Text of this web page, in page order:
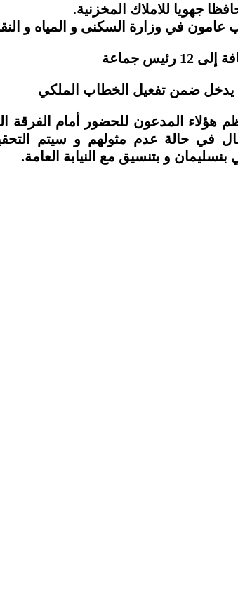
12 رئيس جماعة
يدخل ضمن تفعيل الخطاب الملكي
هؤلاء المدعون للحضور أمام الفرقة
في حالة عدم مثولهم و سيتم
و بتنسيق مع النيابة العامة.